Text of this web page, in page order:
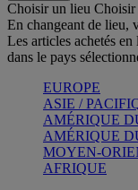
Choisir un lieu Choisir
En changeant de lieu,
Les articles achetés
dans le pays
EUROPE
ASIE /
AMÉRIQUE
AMÉRIQUE
MOYEN-
AFRIQUE